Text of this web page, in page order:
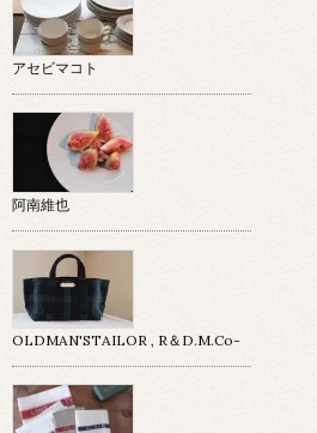
アセビマコト
阿南維也
OLDMAN'STAILOR , R＆D.M.Co-